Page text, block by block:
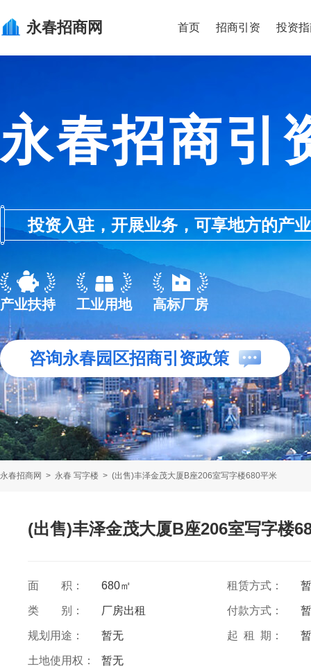
永春招商网 首页 招商引资 投资
永春招商引
投资入驻，开展业务，可享地方的产
产业扶持 工业用地 高标厂房
咨询永春园区招商引资政策
永春招商网 > 永春 写字楼 > (出售)丰泽金茂大厦B座206室写字楼680平米
(出售)丰泽金茂大厦B座206室写字楼
面 积： 680㎡ 租赁方式：
类 别： 厂房出租 付款方式：
规划用途： 暂无 起 租 期：
土地使用权： 暂无